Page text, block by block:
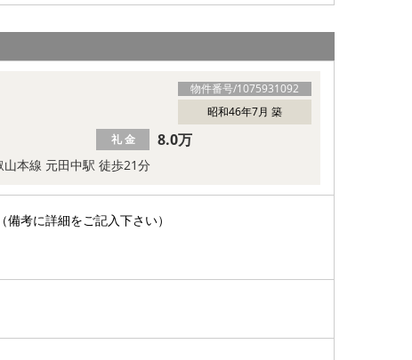
物件番号/1075931092
昭和46年7月 築
山本線 元田中駅 徒歩21分
礼 金 8.0万
備考に詳細をご記入下さい）